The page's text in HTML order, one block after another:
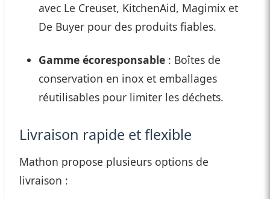
avec Le Creuset, KitchenAid, Magimix et
De Buyer pour des produits fiables.
Gamme écoresponsable : Boîtes de
conservation en inox et emballages
réutilisables pour limiter les déchets.
Livraison rapide et flexible
Mathon propose plusieurs options de
livraison :